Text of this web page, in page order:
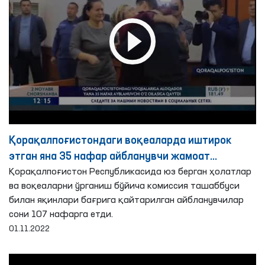
Қорақалпоғистондаги воқеаларда иштирок
этган яна 35 нафар айбланувчи жамоат
кафиллиги асосида ўз оиласи бағрига
қайтарилди
Қорақалпоғистон Республикасида юз берган ҳолатлар
ва воқеаларни ўрганиш бўйича комиссия ташаббуси
билан яқинлари бағрига қайтарилган айбланувчилар
сони 107 нафарга етди.
01.11.2022